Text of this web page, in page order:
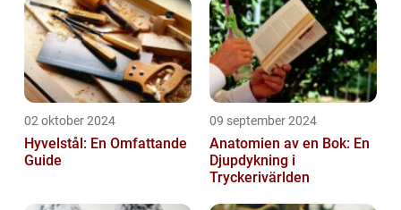
02 oktober 2024
Hyvelstål: En Omfattande
Guide
09 september 2024
Anatomien av en Bok: En
Djupdykning i
Tryckerivärlden